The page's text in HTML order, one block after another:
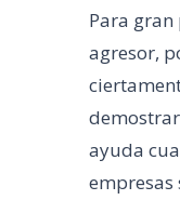
Para
agresor,
ayuda
empresas